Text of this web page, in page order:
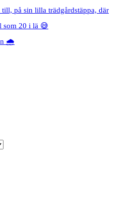
på sin lilla trädgårdstäppa, där
som 20 i lä 😅
🌧️